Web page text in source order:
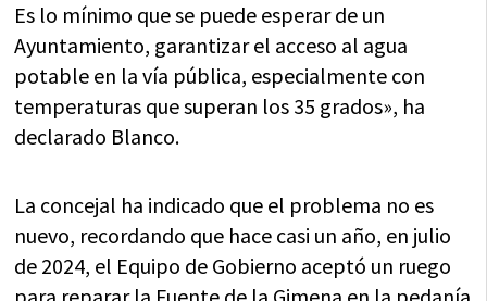
Es lo mínimo que se puede esperar de un
Ayuntamiento, garantizar el acceso al agua
potable en la vía pública, especialmente con
temperaturas que superan los 35 grados», ha
declarado Blanco.
La concejal ha indicado que el problema no es
nuevo, recordando que hace casi un año, en julio
de 2024, el Equipo de Gobierno aceptó un ruego